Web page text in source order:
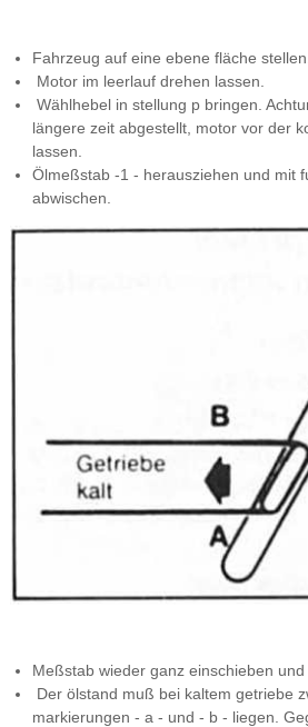
Fahrzeug auf eine ebene fläche stellen.
Motor im leerlauf drehen lassen.
Wählhebel in stellung p bringen.
längere zeit abgestellt, motor vor der
lassen.
Ölmeßstab -1 - herausziehen und mit
abwischen.
Meßstab wieder ganz einschieben und
Der ölstand muß bei kaltem getriebe
markierungen - a - und - b - liegen.